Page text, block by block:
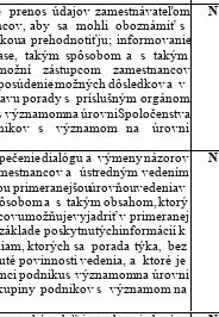
prenos údajov zamestnávateľom
aby sa mohli oboznámiť s
a prehodnotiťju; informovanie
takým spôsobom a s
takým
zástupcom
zamestnancov
možných dôsledkova v
porady s príslušným orgánom
významomna úrovniSpoločenstva
s významom na
úrovni
N
dialógu a výmenynázorov
a ústredným vedením
primeranejšouúrovňouvedeniav
a s takým obsahom, ktorý
umožňujevyjadriťv primeranej
základe poskytnutýchinformácií k
ktorých sa porada týka,
bez
povinnosti vedenia, a ktoré je
podnikus významomna úrovni
podnikovs významom na
N